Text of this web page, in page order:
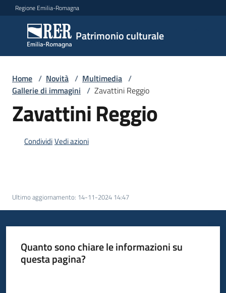
Vai al contenuto
Vai alla navigazione
Vai al footer
Regione Emilia-Romagna
Patrimonio culturale
Patrimonio
culturale
Argomenti
Leggi
Atti
Piani
Programmi
Home / Novità / Multimedia /
Gallerie di immagini / Zavattini Reggio
Zavattini Reggio
CondividiVedi azioni
Ultimo aggiornamento: 14-11-2024 14:47
Quanto sono chiare le informazioni su
questa pagina?